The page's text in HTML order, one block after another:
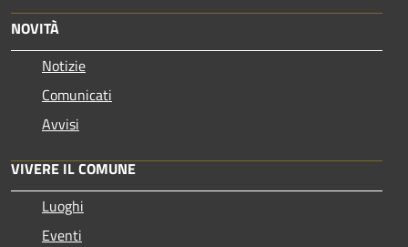
NOVITÀ
Notizie
Comunicati
Avvisi
VIVERE IL COMUNE
Luoghi
Eventi